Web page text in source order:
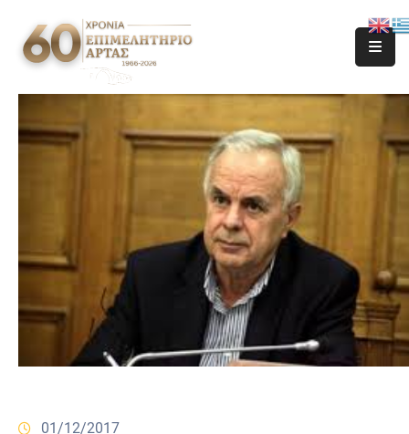
01/12/2017